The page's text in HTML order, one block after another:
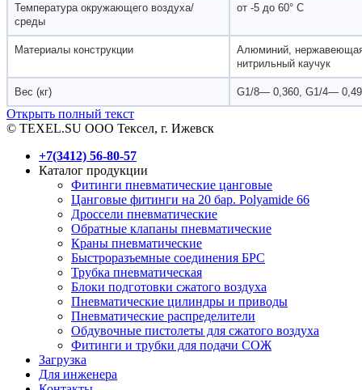
Температура окружающего воздуха/
среды
от -5 до 60° C
Материалы конструкции
Алюминий, нержавеющая
нитрильный каучук
Вес (кг) G1/8— 0,360, G1/4—
Открыть полный текст
© TEXEL.SU ООО Тексел, г. Ижевск
+7(3412) 56-80-57
Каталог продукции
Фитинги пневматические цанговые
Цанговые фитинги на 20 бар. Polyamide 66
Дроссели пневматические
Обратные клапаны пневматические
Краны пневматические
Быстроразъемные соединения БРС
Трубка пневматическая
Блоки подготовки сжатого воздуха
Пневматические цилиндры и приводы
Пневматические распределители
Обдувочные пистолеты для сжатого воздуха
Фитинги и трубки для подачи СОЖ
Загрузка
Для инженера